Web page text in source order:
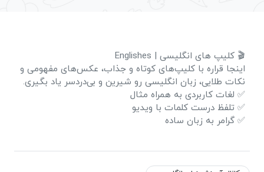
🎬 کلیپ های انگلیسی | Englishes
اینجا قراره با کلیپ‌های کوتاه و جذاب، عکس‌های مفهومی و
نکات طلایی، زبان انگلیسی رو شیرین و بی‌دردسر یاد بگیری.
✅ لغات کاربردی به همراه مثال
✅ تلفظ درست کلمات با ویدیو
✅ گرامر به زبان ساده